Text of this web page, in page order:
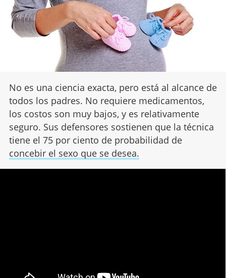
No es una ciencia exacta, pero está al alcance de
todos los padres. No requiere medicamentos,
los costos son muy bajos, y es relativamente
seguro. Sus defensores sostienen que la técnica
tiene el 75 por ciento de probabilidad de
concebir el sexo que se desea.